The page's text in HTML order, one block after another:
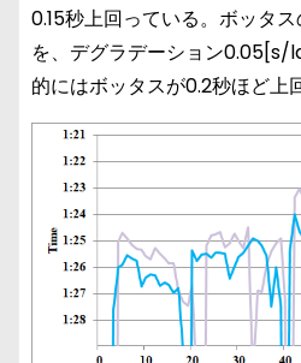
0.15秒上回っている。ボッタ
を、デグラデーション0.05[s/
的にはボッタスが0.2秒ほど上